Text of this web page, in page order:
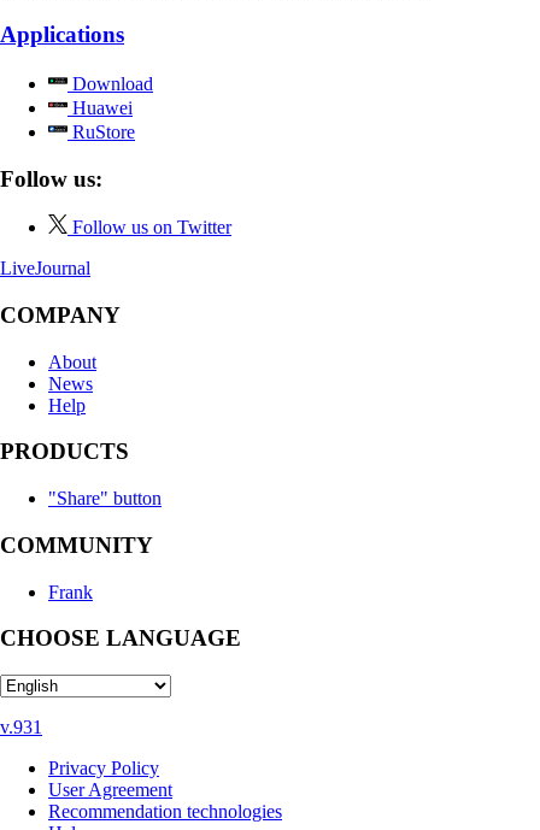
Applications
Download
Huawei
RuStore
Follow us:
Follow us on Twitter
LiveJournal
COMPANY
About
News
Help
PRODUCTS
"Share" button
COMMUNITY
Frank
CHOOSE LANGUAGE
v.931
Privacy Policy
User Agreement
Recommendation technologies